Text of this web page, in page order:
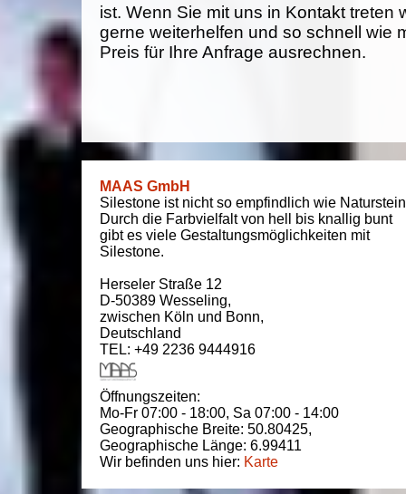
ist. Wenn Sie mit uns in Kontakt treten
gerne weiterhelfen und so schnell wie
Preis für Ihre Anfrage ausrechnen.
MAAS GmbH
Silestone ist nicht so empfindlich wie
Durch die Farbvielfalt von hell bis knallig bunt
gibt es viele Gestaltungsmöglichkeiten mit
Silestone.
Herseler Straße 12
D-50389 Wesseling,
zwischen Köln und Bonn,
Deutschland
TEL: +49 2236 9444916
Öffnungszeiten:
Mo-Fr 07:00 - 18:00, Sa 07:00 - 14:00
Geographische Breite: 50.80425,
Geographische Länge: 6.99411
Wir befinden uns hier: Karte